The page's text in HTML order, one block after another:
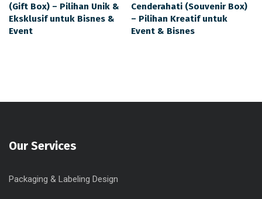
(Gift Box) – Pilihan Unik &
Eksklusif untuk Bisnes &
Event
Cenderahati (Souvenir Box)
– Pilihan Kreatif untuk
Event & Bisnes
Our Services
Packaging & Labeling Design